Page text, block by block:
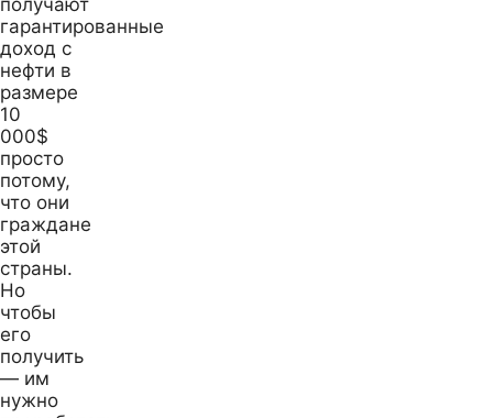
получают
гарантированные
доход с
нефти в
размере
10
000$
просто
потому,
что они
граждане
этой
страны.
Но
чтобы
его
получить
— им
нужно